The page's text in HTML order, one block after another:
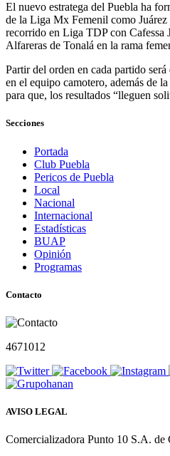
El nuevo estratega del Puebla ha
de la Liga Mx Femenil como
recorrido en Liga TDP con Cafessa
Alfareras de Tonalá en la rama
Partir del orden en cada partido
en el equipo camotero, además de
para que, los resultados “lleguen
Secciones
Portada
Club Puebla
Pericos de Puebla
Local
Nacional
Internacional
Estadísticas
BUAP
Opinión
Programas
Contacto
4671012
AVISO LEGAL
Comercializadora Punto 10 S.A. de